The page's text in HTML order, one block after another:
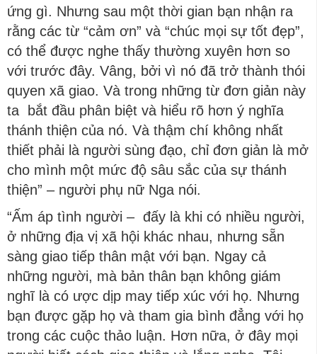
ứng gì. Nhưng sau một thời gian bạn nhận ra
rằng các từ “cảm ơn” và “chúc mọi sự tốt đẹp”,
có thể được nghe thấy thường xuyên hơn so
với trước đây. Vâng, bởi vì nó đã trở thành thói
quyen xã giao. Và trong những từ đơn giản này
ta bắt đầu phân biệt và hiểu rõ hơn ý nghĩa
thánh thiện của nó. Và thậm chí không nhất
thiết phải là người sùng đạo, chỉ đơn giản là mở
cho mình một mức độ sâu sắc của sự thánh
thiện” – người phụ nữ Nga nói.
“Ấm áp tình người – đấy là khi có nhiều người,
ở những địa vị xã hội khác nhau, nhưng sẵn
sàng giao tiếp thân mật với bạn. Ngay cả
những người, mà bản thân bạn không giám
nghĩ là có ược dịp may tiếp xúc với họ. Nhưng
bạn được gặp họ và tham gia bình đẳng với họ
trong các cuộc thảo luận. Hơn nữa, ở đây mọi